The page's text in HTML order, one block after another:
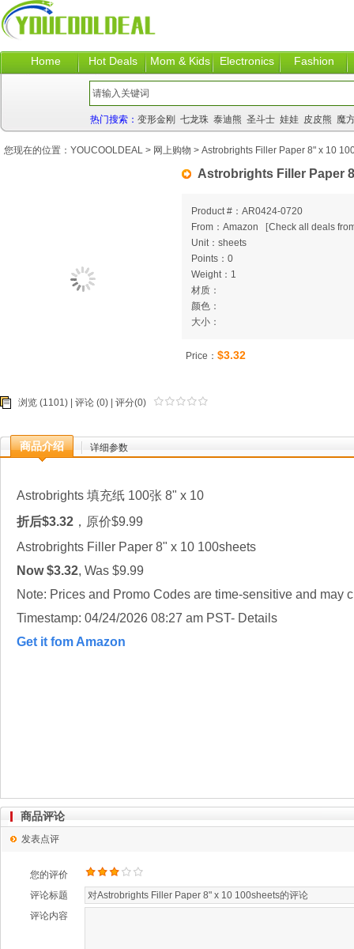
Home Hot Deals Mom & Kids Electronics Fashion
热门搜索： 变形金刚 七龙珠 泰迪熊 圣斗士 娃娃 皮皮熊 魔
Astrobrights Filler Paper
Product #：AR0424-0720
From：Amazon
[Check all deals
Unit：sheets
Points：0
Weight：1
材质：
颜色：
大小：
Price： $3.32
浏览 (1101) | 评论 (0) | 评分(0)
商品介绍 详细参数
Astrobrights 填充纸 100张 8" x 10
折后$3.32 ，原价$9.99
Astrobrights Filler Paper 8" x 10 100sheets
Now $3.32, Was $9.99
Note: Prices and Promo Codes are time-sensitive and may
Timestamp: 04/24/2026 08:27 am PST- Details
Get it fom Amazon
您现在的位置： YOUCOOLDEAL > 网上购物 > Astrobrights Filler Paper 8" x 10
商品评论
发表点评
您的评价
评论标题
评论内容